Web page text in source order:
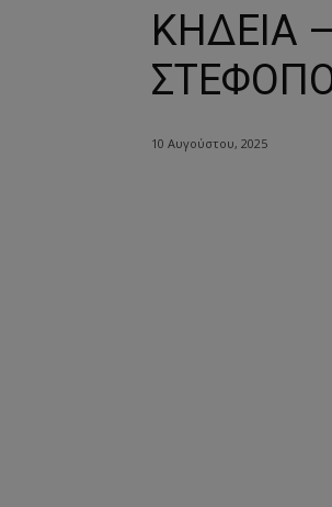
ΚΗΔΕΙΑ
10 Αυγούστου, 2025